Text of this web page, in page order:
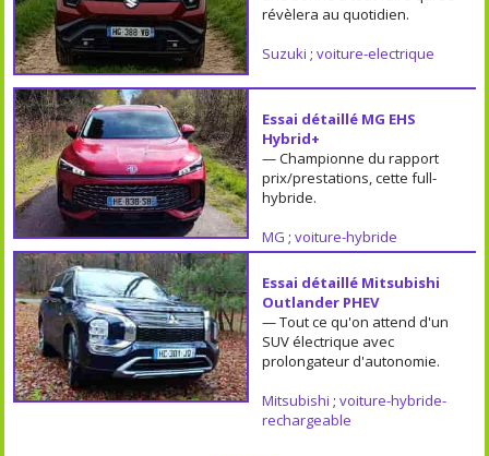
révèlera au quotidien.
Suzuki ; voiture-electrique
Essai détaillé MG EHS
Hybrid+
— Championne du rapport
prix/prestations, cette full-
hybride.
MG ; voiture-hybride
Essai détaillé Mitsubishi
Outlander PHEV
— Tout ce qu'on attend d'un
SUV électrique avec
prolongateur d'autonomie.
Mitsubishi ; voiture-hybride-
rechargeable